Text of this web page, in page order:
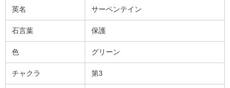
英名 サーペンテイン
石言葉 保護
色 グリーン
チャクラ 第3